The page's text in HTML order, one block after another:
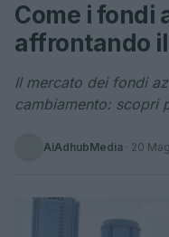
Come i fondi
affrontando
Il mercato dei fondi
cambiamento: scopri
AiAdhubMedia · 20